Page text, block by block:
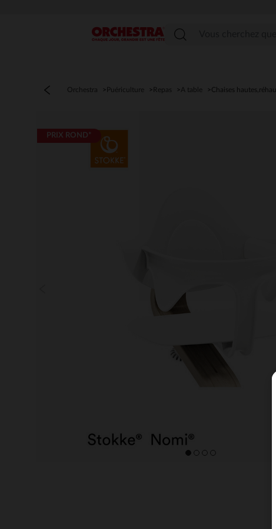
Menu
Orchestra Puériculture Repas A table Chaises
PRIX ROND*